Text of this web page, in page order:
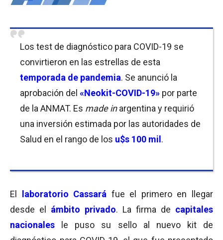
Los test de diagnóstico para COVID-19 se
convirtieron en las estrellas de esta
temporada de pandemia. Se anunció la
aprobación del «Neokit-COVID-19» por parte
de la ANMAT. Es made inargentina y requirió
una inversión estimada por las autoridades de
Salud en el rango de los u$s 100 mil .
El laboratorio Cassará fue el primero en llegar
desde el ámbito privado. La firma de capitales
nacionales le puso su sello al nuevo kit de